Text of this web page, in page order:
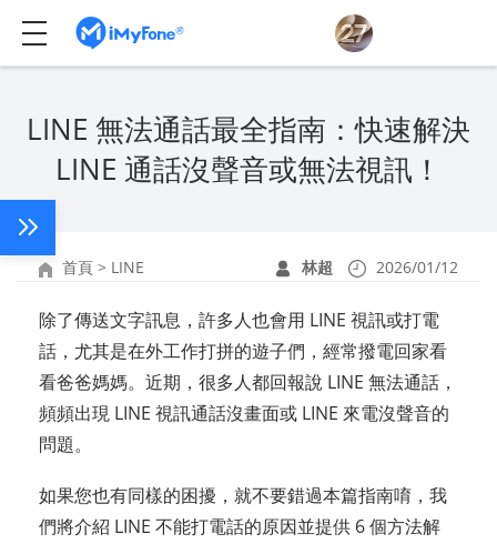
LINE 無法通話最全指南：快速解決
LINE 通話沒聲音或無法視訊！
首頁 > LINE 林超 2026/01/12
除了傳送文字訊息，許多人也會用 LINE 視訊或打電
話，尤其是在外工作打拼的遊子們，經常撥電回家看
看爸爸媽媽。近期，很多人都回報說 LINE 無法通話，
頻頻出現 LINE 視訊通話沒畫面或 LINE 來電沒聲音的
問題。
如果您也有同樣的困擾，就不要錯過本篇指南唷，我
們將介紹 LINE 不能打電話的原因並提供 6 個方法解